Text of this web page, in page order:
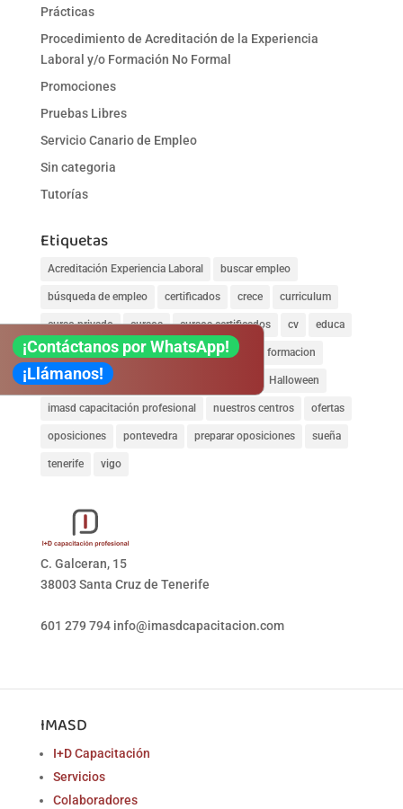
Prácticas
Procedimiento de Acreditación de la Experiencia
Laboral y/o Formación No Formal
Promociones
Pruebas Libres
Servicio Canario de Empleo
Sin categoria
Tutorías
Etiquetas
Acreditación Experiencia Laboral buscar empleo
búsqueda de empleo certificados crece curriculum
curso privado cursos cursos certificados cv educa
educación empleo encontrar empleo formacion
formate galicia Halloween
imasd capacitación profesional nuestros centros ofertas
oposiciones pontevedra preparar oposiciones sueña
tenerife vigo
C. Galceran, 15
38003 Santa Cruz de Tenerife
601 279 794 info@imasdcapacitacion.com
IMASD
I+D Capacitación
Servicios
Colaboradores
¡Contáctanos por WhatsApp!
¡Llámanos!